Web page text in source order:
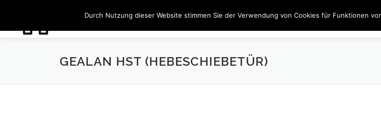
springen
JOBS FENSTER TÜREN
GEALAN HST (HEBESCHIEBETÜR)
Durch Nutzung dieser Website stimmen Sie der Verwendung von Cookies für Funktionen